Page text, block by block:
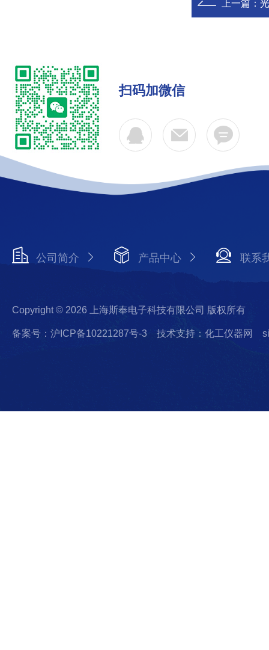
上一篇：
扫码加微信
公司简介 产品中心 联系
Copyright © 2026 上海斯奉电子科技有限公司 版权所有
备案号：沪ICP备10221287号-3 技术支持：化工仪器网